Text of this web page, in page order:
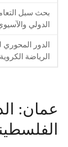
بحث سبل
الدولي
الدور
الرياضة
عمان: